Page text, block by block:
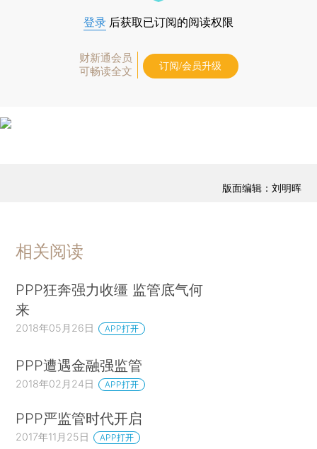
登录 后获取已订阅的阅读权限
财新通会员
可畅读全文
订阅/会员升级
版面编辑：刘明晖
相关阅读
PPP狂奔强力收缰 监管底气何
来
2018年05月26日 APP打开
PPP遭遇金融强监管
2018年02月24日 APP打开
PPP严监管时代开启
2017年11月25日 APP打开